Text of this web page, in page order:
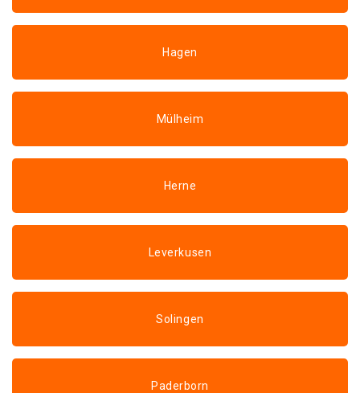
Hagen
Mülheim
Herne
Leverkusen
Solingen
Paderborn